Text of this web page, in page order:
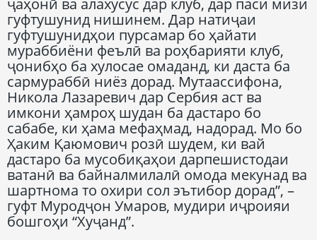
гуфтушунид нишинем. Дар натиҷаи
гуфтушунидҳои пурсамар бо ҳайати
мураббиёни феълӣ ва роҳбарияти клуб,
ҷонибҳо ба хулосае омаданд, ки даста ба
сармураббӣ ниёз дорад. Мутаассифона,
Никола Лазаревич дар Сербия аст ва
имкони ҳамроҳ шудан ба дастаро бо
сабабе, ки ҳама мефаҳмад, надорад. Мо бо
Ҳаким Қаюмович розӣ шудем, ки вай
дастаро ба мусобиқаҳои дарпешистодаи
ватанӣ ва байналмилалӣ омода мекунад ва
шартнома то охири сол эътибор дорад”, –
гуфт Муродҷон Умаров, мудири иҷроияи
бошгоҳи “Хуҷанд”.